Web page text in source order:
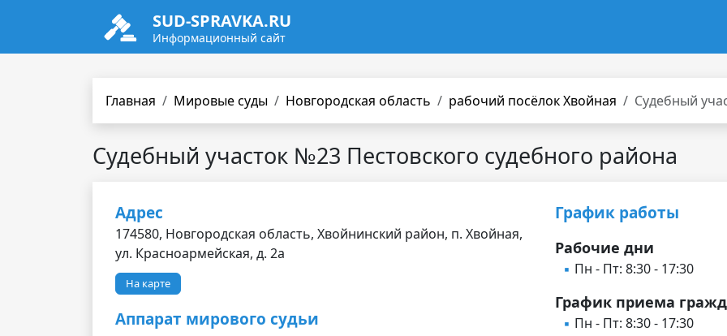
SUD-SPRAVKA.RU
Информационный сайт
Главная Мировые суды Новгородская область рабочий посёлок Хвойная Судебный
Судебный участок №23 Пестовского судебного района
Адрес
174580, Новгородская область, Хвойнинский район, п. Хвойная,
ул. Красноармейская, д. 2а
На карте
Аппарат мирового судьи
График работы
Рабочие дни
Пн - Пт: 8:30 - 17:30
График приема
Пн - Пт: 8:30 - 17:30